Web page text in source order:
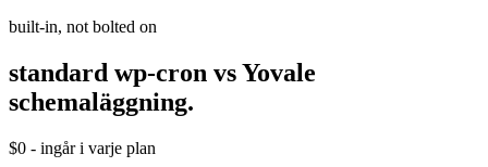
built-in, not bolted on
standard wp-cron vsYovale
schemaläggning.
$0 - ingår i varje plan